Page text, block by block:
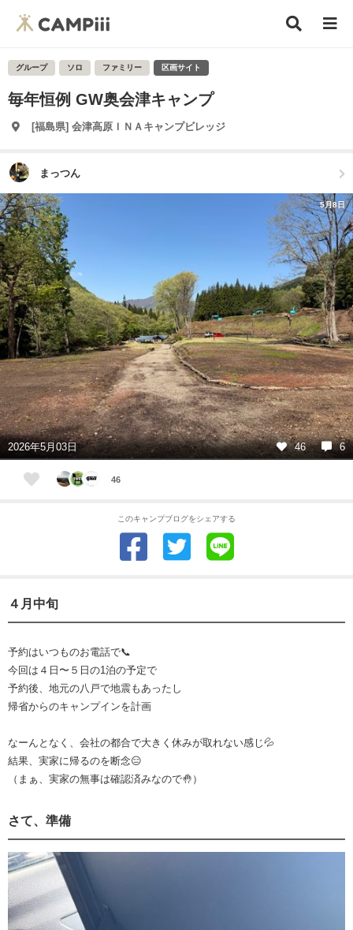
グループ ソロ ファミリー 区画サイト
毎年恒例 GW奥会津キャンプ
[福島県] 会津高原ＩＮＡキャンプビレッジ
まっつん
5月8日
2026年5月03日 46 6
46
このキャンプブログをシェアする
４月中旬
予約はいつものお電話で📞
今回は４日〜５日の1泊の予定で
予約後、地元の八戸で地震もあったし
帰省からのキャンプインを計画
なーんとなく、会社の都合で大きく休みが取れない感じ💦
結果、実家に帰るのを断念😑
（まぁ、実家の無事は確認済みなので🤚）
さて、準備